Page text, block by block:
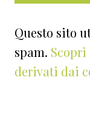
Questo sito
spam.
derivati dai